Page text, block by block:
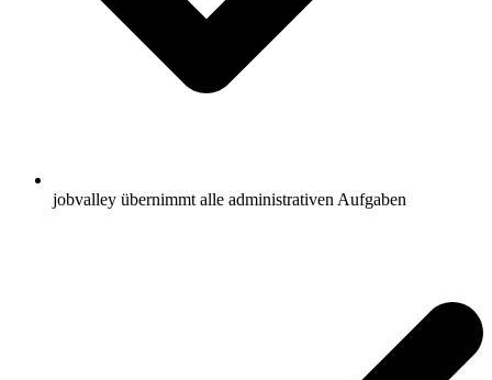
jobvalley übernimmt alle administrativen Aufgaben